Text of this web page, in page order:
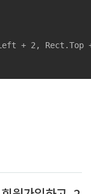
+ 2, Rect.Top